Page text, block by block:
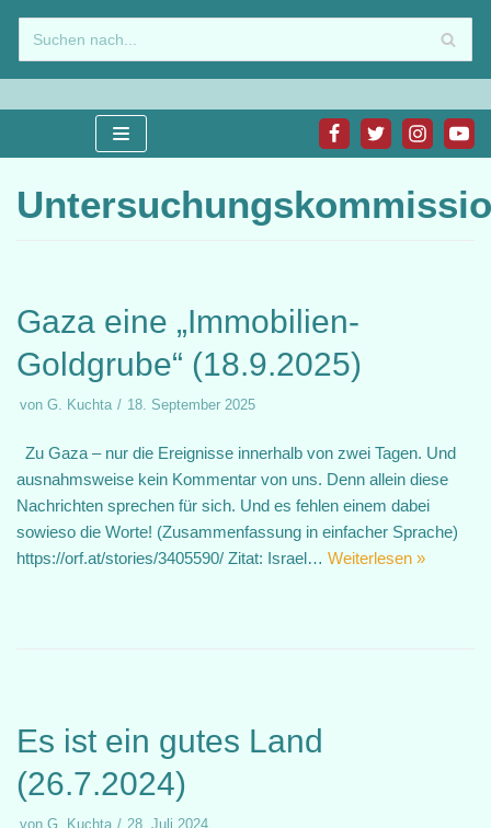
Zum
Inhalt
springen
Gaza eine „Immobilien-
Goldgrube“ (18.9.2025)
von G. Kuchta 18. September 2025
Zu Gaza – nur die Ereignisse innerhalb von zwei Tagen. Und
ausnahmsweise kein Kommentar von uns. Denn allein diese
Nachrichten sprechen für sich. Und es fehlen einem dabei
sowieso die Worte! (Zusammenfassung in einfacher Sprache)
https://orf.at/stories/3405590/ Zitat: Israel… Weiterlesen »
Es ist ein gutes Land
(26.7.2024)
von G. Kuchta 28. Juli 2024